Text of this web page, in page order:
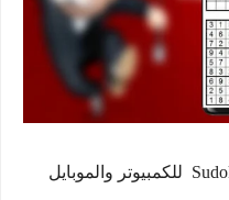
يمكنك الان تحميل لعبة سودوكو Sudoku للكمبيوتر والموبايل